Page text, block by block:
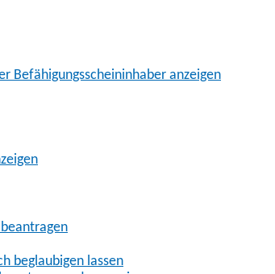
Befähigungsscheininhaber anzeigen
beglaubigen lassen